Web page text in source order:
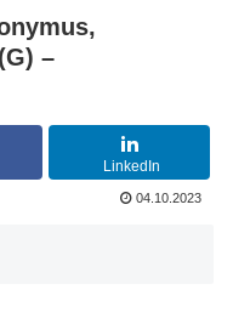
–
LinkedIn
04.10.2023